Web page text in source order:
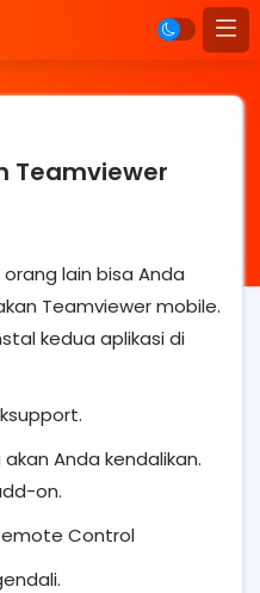
Teamviewer
lain bisa Anda
Teamviewer mobile.
kedua aplikasi di
Anda kendalikan.
on.
Control